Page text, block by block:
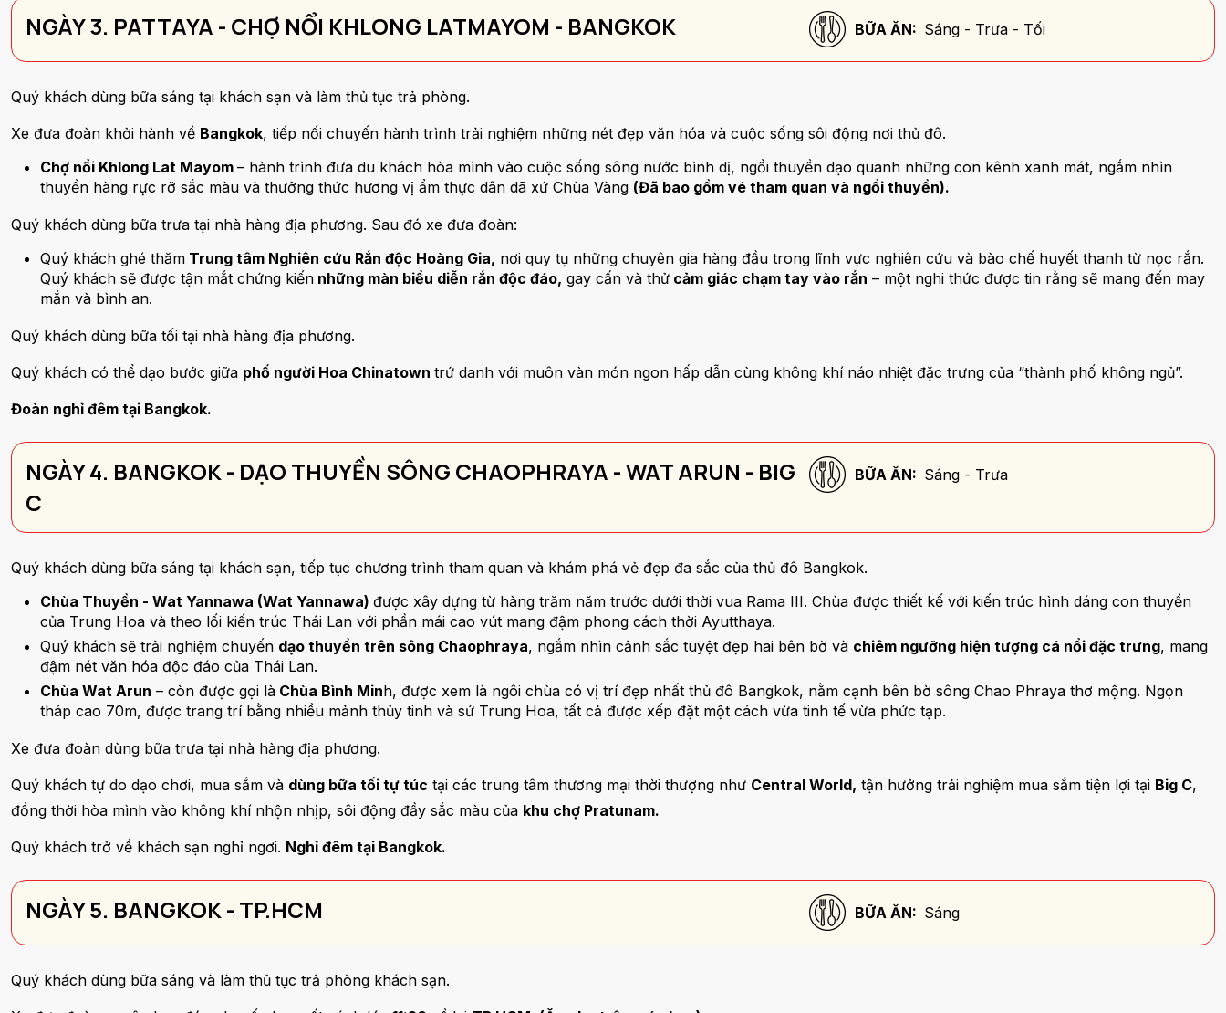
NGÀY 3. PATTAYA - CHỢ NỔI KHLONG LATMAYOM - BANGKOK BỮA ĂN: Sáng - Trưa - Tối
Quý khách dùng bữa sáng tại khách sạn và làm thủ tục trả phòng.
Xe đưa đoàn khởi hành về Bangkok, tiếp nối chuyến hành trình trải nghiệm những nét đẹp văn hóa và cuộc sống sôi động nơi thủ đô.
Chợ nổi Khlong Lat Mayom – hành trình đưa du khách hòa mình vào cuộc sống sông nước bình dị, ngồi thuyền dạo quanh những con kênh xanh mát, ngắm nhìn
thuyền hàng rực rỡ sắc màu và thưởng thức hương vị ẩm thực dân dã xứ Chùa Vàng (Đã bao gồm vé tham quan và ngồi thuyền).
Quý khách dùng bữa trưa tại nhà hàng địa phương. Sau đó xe đưa đoàn:
Quý khách ghé thăm Trung tâm Nghiên cứu Rắn độc Hoàng Gia, nơi quy tụ những chuyên gia hàng đầu trong lĩnh vực nghiên cứu và bào chế huyết thanh từ nọc rắn.
Quý khách sẽ được tận mắt chứng kiến những màn biểu diễn rắn độc đáo, gay cấn và thử cảm giác chạm tay vào rắn – một nghi thức được tin rằng sẽ mang đến may
mắn và bình an.
Quý khách dùng bữa tối tại nhà hàng địa phương.
Quý khách có thể dạo bước giữa phố người Hoa Chinatown trứ danh với muôn vàn món ngon hấp dẫn cùng không khí náo nhiệt đặc trưng của “thành phố không ngủ”.
Đoàn nghỉ đêm tại Bangkok.
NGÀY 4. BANGKOK - DẠO THUYỀN SÔNG CHAOPHRAYA - WAT ARUN - BIG
C
BỮA ĂN: Sáng - Trưa
Quý khách dùng bữa sáng tại khách sạn, tiếp tục chương trình tham quan và khám phá vẻ đẹp đa sắc của thủ đô Bangkok.
Chùa Thuyền - Wat Yannawa (Wat Yannawa) được xây dựng từ hàng trăm năm trước dưới thời vua Rama III. Chùa được thiết kế với kiến trúc hình dáng con thuyền
của Trung Hoa và theo lối kiến trúc Thái Lan với phần mái cao vút mang đậm phong cách thời Ayutthaya.
Quý khách sẽ trải nghiệm chuyến dạo thuyền trên sông Chaophraya, ngắm nhìn cảnh sắc tuyệt đẹp hai bên bờ và chiêm ngưỡng hiện tượng cá nổi đặc trưng, mang
đậm nét văn hóa độc đáo của Thái Lan.
Chùa Wat Arun – còn được gọi là Chùa Bình Minh, được xem là ngôi chùa có vị trí đẹp nhất thủ đô Bangkok, nằm cạnh bên bờ sông Chao Phraya thơ mộng. Ngọn
tháp cao 70m, được trang trí bằng nhiều mảnh thủy tinh và sứ Trung Hoa, tất cả được xếp đặt một cách vừa tinh tế vừa phức tạp.
Xe đưa đoàn dùng bữa trưa tại nhà hàng địa phương.
Quý khách tự do dạo chơi, mua sắm và dùng bữa tối tự túc tại các trung tâm thương mại thời thượng như Central World, tận hưởng trải nghiệm mua sắm tiện lợi tại Big C,
đồng thời hòa mình vào không khí nhộn nhịp, sôi động đầy sắc màu của khu chợ Pratunam.
Quý khách trở về khách sạn nghỉ ngơi. Nghỉ đêm tại Bangkok.
NGÀY 5. BANGKOK - TP.HCM BỮA ĂN: Sáng
Quý khách dùng bữa sáng và làm thủ tục trả phòng khách sạn.